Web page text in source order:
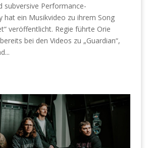
subversive Performance-
hat ein Musikvideo zu ihrem Song
veröffentlicht. Regie führte Orie
bei den Videos zu „Guardian“,